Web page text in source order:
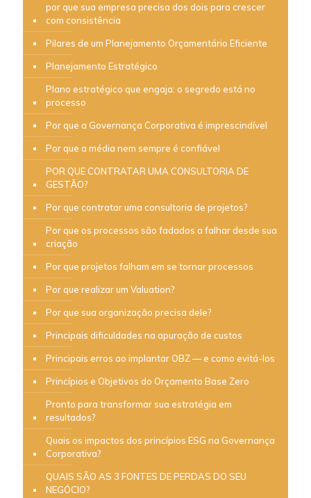
por que sua empresa precisa dos dois para crescer
com consistência
Pilares de um Planejamento Orçamentário Eficiente
Planejamento Estratégico
Plano estratégico que engaja: o segredo está no
processo
Por que a Governança Corporativa é imprescindível
Por que a média nem sempre é confiável
POR QUE CONTRATAR UMA CONSULTORIA DE
GESTÃO?
Por que contratar uma consultoria de projetos?
Por que os processos são fadados a falhar desde sua
criação
Por que projetos falham em se tornar processos
Por que realizar um Valuation?
Por que sua organização precisa dele?
Principais dificuldades na apuração de custos
Principais erros ao implantar OBZ — e como evitá-los
Princípios e Objetivos do Orçamento Base Zero
Pronto para transformar sua estratégia em
resultados?
Quais os impactos dos princípios ESG na Governança
Corporativa?
QUAIS SÃO AS 3 FONTES DE PERDAS DO SEU
NEGÓCIO?